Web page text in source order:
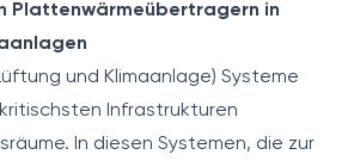
Plattenwärmeübertragern in
und Klimaanlage) Systeme
Infrastrukturen
In diesen Systemen, die zur